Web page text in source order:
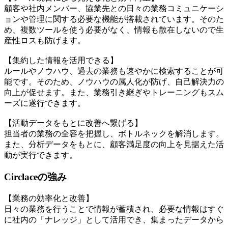
顧客や社内メンバー、協業先との日々の業務コミュニケーシ
ョンや管理に関する必要な機能が搭載されています。そのた
め、複数ツールを使う必要がなく、情報も散在しないので生
産性ロスも防げます。
【集約した情報を活用できる】
ルールやノウハウ、過去の業務も速やかに検索することが可
能です。そのため、ノウハウの属人化が防げ、自己解決力の
向上が促せます。また、業務引き継ぎやトレーニングもスム
ーズに遂行できます。
【活動データをもとに改善へ繋げる】
担当者の業務の全容を把握し、ボトルネックを解消します。
また、分析データをもとに、顧客満足度の向上を見据えた活
動が実行できます。
Circlaceの強み
【業務の効率化と改善】
日々の業務を行うことで情報が蓄積され、必要な情報はすぐ
に社内の「ナレッジ」として活用でき、集まったデータから